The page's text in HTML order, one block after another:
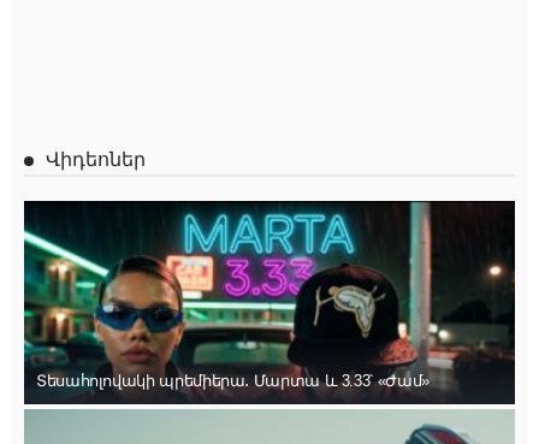
Վիդեոներ
Տեսահոլովակի պրեմիերա․ Մարտա և 3.33՝ «Ժամ»